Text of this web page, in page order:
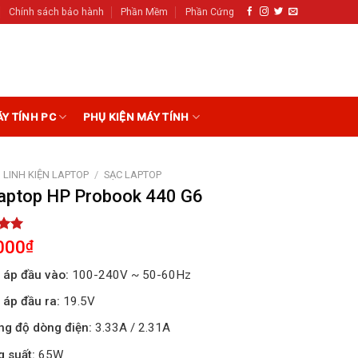
Chính sách bảo hành Phần Mềm Phần Cứng
TÍNH PC PHỤ KIỆN MÁY TÍNH
LINH KIỆN LAPTOP / SẠC LAPTOP
HP Probook 440 G6
₫
đầu vào: 100-240V ~ 50-60Hz
đầu ra: 19.5V
độ dòng điện: 3.33A / 2.31A
suất: 65W